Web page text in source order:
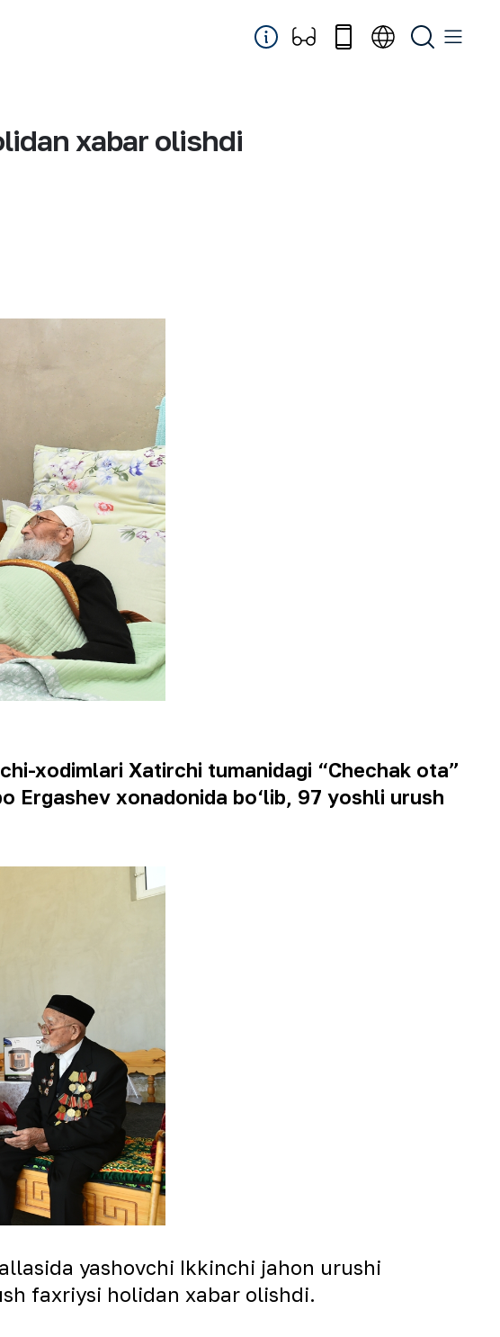
xabar olishdi
xodimlari Xatirchi tumanidagi “Chechak ota”
Ergashev xonadonida bo‘lib, 97 yoshli urush
yashovchi Ikkinchi jahon urushi
faxriysi holidan xabar olishdi.